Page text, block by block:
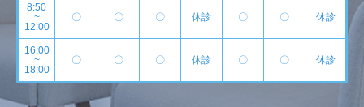
8:50
~
12:00
〇 〇 〇 休診 〇 〇 休診
16:00
~
18:00
〇 〇 〇 休診 〇 〇 休診